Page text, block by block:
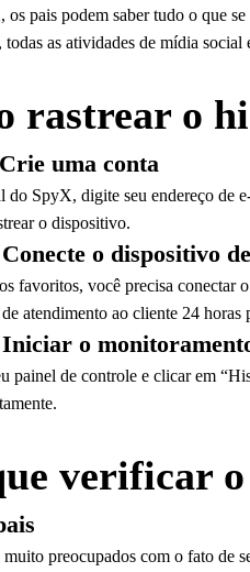
pais podem saber tudo o que
todas as atividades de mídia
rastrear o
uma conta
do SpyX, digite seu endereço de
o dispositivo.
o dispositivo
favoritos, você precisa
atendimento ao cliente 24 horas
o
painel de controle e clicar em
verificar
muito preocupados com o fato de